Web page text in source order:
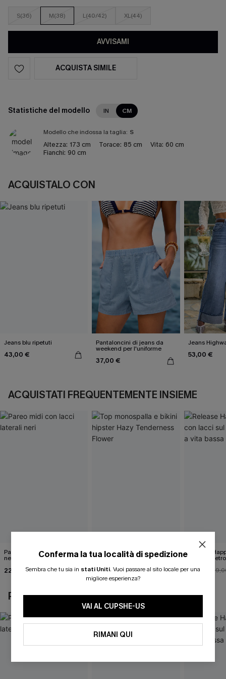
S(36) M(38) L(40/42) XL(44)
AVVISAMI
ACQUISTA SIMILE
Statistiche del modello IN CM
Modello che indossa la taglia: S
Altezza: 173 cm Torace: 85 cm Vita: 60 cm
Fianchi: 90 cm
ACQUISTALO CON
Jeans blu ripetuti
43,00 €
Pantaloncini di jeans da
weekend per l'uniforme
37,00 €
Jeans
53,00 €
ACQUISTATI FREQUENTEMENTE INSIEME
Pareo midi con lacci laterali
neri
22,00 €24,00 €
Top monospalla e bikini
hipster Hazy Tenderness
35,00 €
Release
lacci sul
31,00 €
POTREBBE INTERESSARTI ANCHE
Conferma la tua località di spedizione
Sembra che tu sia in stati Uniti. Vuoi passare al sito locale per una
migliore esperienza?
VAI AL CUPSHE-US
RIMANI QUI